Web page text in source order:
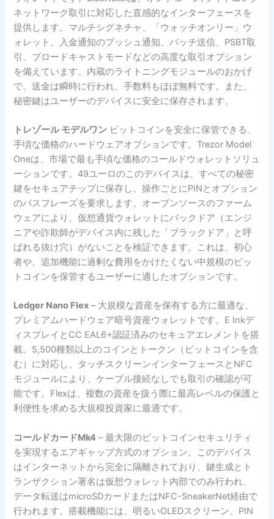
ネットワーク取引に対応した直感的なインターフェースを
提供します。マルチシグネチャ、「ウォッチオンリー」ウ
ォレット、入金通知のプッシュ通知、バッチ送信、PSBT取
引、ブロードキャストモードなどの高度な取引オプション
を備えています。内蔵のライトニングモジュールのおかげ
で、送金は瞬時に行われ、手数料もほぼ無料です。また、
秘密鍵はユーザーのデバイスに安全に保存されます。
トレゾール モデルワン ビットコインを安全に保管できる、
手頃な価格のハードウェアオプションです。Trezor Model
Oneは、市場で最も手頃な価格のコールドウォレットソリュ
ーションです。49ユーロのこのデバイスは、すべての秘密
鍵をセキュアチップに保存し、操作ごとにPINとオプション
のパスフレーズを要求します。オープンソースのファーム
ウェアにより、仮想通貨ウォレットにバックドア（エンジ
ニアや詐欺師がデバイス内に残した「ブラックドア」と呼
ばれる抜け穴）がないことを検証できます。これは、初心
者や、追加機能に過剰な費用をかけたくない中規模のビッ
トコインを保管するユーザーに適したオプションです。
Ledger Nano Flex – 大規模な資産を保有する方に最適な、
プレミアムハードウェア暗号資産ウォレットです。E Inkデ
ィスプレイとCC EAL6+認証済みのセキュアエレメントを搭
載。5,500種類以上のコインとトークン（ビットコインを含
む）に対応し、タッチスクリーンインターフェースとNFC
モジュールにより、ケーブル接続なしでも取引の確認が可
能です。Flexは、複数の資産を扱う際に最高レベルの保護と
利便性を求める大規模投資家に最適です。
コールドカードMk4 – 最大限のビットコインセキュリティ
を実現するエアギャップ方式のオプション。このデバイス
はインターネットから完全に隔離されており、鍵生成とト
ランザクション署名は仮想ウォレット内部でのみ行われ、
データ転送はmicroSDカードまたはNFC-SneakerNet経由で
行われます。搭載機能には、明るいOLEDスクリーン、PIN